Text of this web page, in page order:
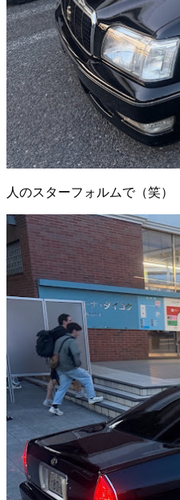
人のスターフォルムで（笑）